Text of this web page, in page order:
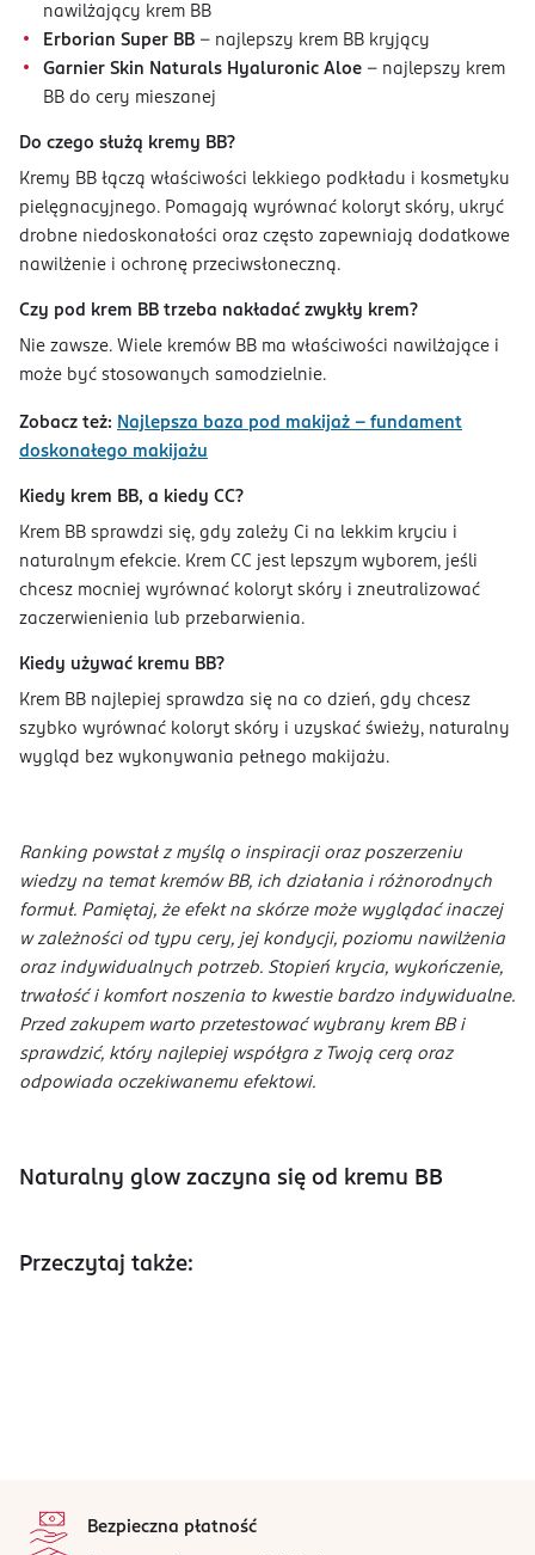
nawilżający krem BB
Erborian Super BB – najlepszy krem BB kryjący
Garnier Skin Naturals Hyaluronic Aloe – najlepszy krem
BB do cery mieszanej
Do czego służą kremy BB?
Kremy BB łączą właściwości lekkiego podkładu i kosmetyku
pielęgnacyjnego. Pomagają wyrównać koloryt skóry, ukryć
drobne niedoskonałości oraz często zapewniają dodatkowe
nawilżenie i ochronę przeciwsłoneczną.
Czy pod krem BB trzeba nakładać zwykły krem?
Nie zawsze. Wiele kremów BB ma właściwości nawilżające i
może być stosowanych samodzielnie.
Zobacz też: Najlepsza baza pod makijaż – fundament
doskonałego makijażu
Kiedy krem BB, a kiedy CC?
Krem BB sprawdzi się, gdy zależy Ci na lekkim kryciu i
naturalnym efekcie. Krem CC jest lepszym wyborem, jeśli
chcesz mocniej wyrównać koloryt skóry i zneutralizować
zaczerwienienia lub przebarwienia.
Kiedy używać kremu BB?
Krem BB najlepiej sprawdza się na co dzień, gdy chcesz
szybko wyrównać koloryt skóry i uzyskać świeży, naturalny
wygląd bez wykonywania pełnego makijażu.
Ranking powstał z myślą o inspiracji oraz poszerzeniu
wiedzy na temat kremów BB, ich działania i różnorodnych
formuł. Pamiętaj, że efekt na skórze może wyglądać inaczej
w zależności od typu cery, jej kondycji, poziomu nawilżenia
oraz indywidualnych potrzeb. Stopień krycia, wykończenie,
trwałość i komfort noszenia to kwestie bardzo indywidualne.
Przed zakupem warto przetestować wybrany krem BB i
sprawdzić, który najlepiej współgra z Twoją cerą oraz
odpowiada oczekiwanemu efektowi.
Naturalny glow zaczyna się od kremu BB
Przeczytaj także:
Bezpieczna płatność